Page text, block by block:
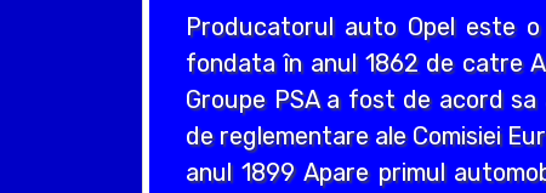
Producatorul auto Opel este o
fondata în anul 1862 de catre
Groupe PSA a fost de acord
de reglementare ale Comisiei
anul 1899 Apare primul